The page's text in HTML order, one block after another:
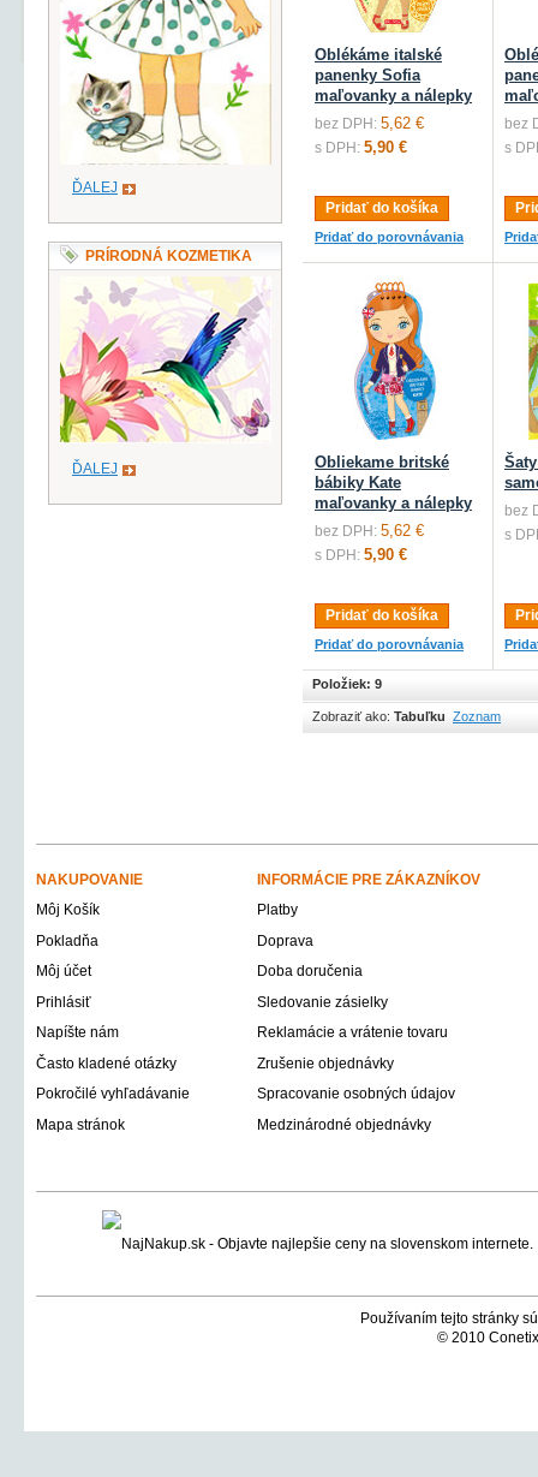
Oblékáme italské
panenky Sofia
maľovanky a nálepky
bez DPH: 5,62 €
s DPH: 5,90 €
Pridať do košíka
Pridať do porovnávania
bez
s
Obliekame britské
bábiky Kate
maľovanky a nálepky
bez DPH: 5,62 €
s DPH: 5,90 €
Pridať do košíka
Pridať do porovnávania
bez
s
Položiek: 9
Zobraziť ako: Tabuľku Zoznam
ĎALEJ
PRÍRODNÁ KOZMETIKA
ĎALEJ
NAKUPOVANIE
INFORMÁCIE PRE ZÁKAZNÍKOV
Môj Košík
Platby
Pokladňa
Doprava
Môj účet
Doba doručenia
Prihlásiť
Sledovanie zásielky
Napíšte nám
Reklamácie a vrátenie tovaru
Často kladené otázky
Zrušenie objednávky
Pokročilé vyhľadávanie
Spracovanie osobných údajov
Mapa stránok
Medzinárodné objednávky
Používaním tejto stránky
© 2010